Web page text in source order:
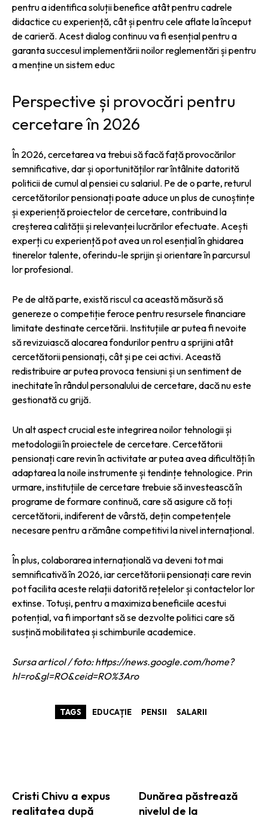
Cristi Chivu a expus
realitatea după
Dunărea păstrează
nivelul de la
pentru a identifica soluții benefice atât pentru cadrele
didactice cu experiență, cât și pentru cele aflate la început
de carieră. Acest dialog continuu va fi esențial pentru a
garanta succesul implementării noilor reglementări și pentru
a menține un sistem educ
Perspective și provocări pentru
cercetare în 2026
În 2026, cercetarea va trebui să facă față provocărilor
semnificative, dar și oportunităților rar întâlnite datorită
politicii de cumul al pensiei cu salariul. Pe de o parte, returul
cercetătorilor pensionați poate aduce un plus de cunoștințe
și experiență proiectelor de cercetare, contribuind la
creșterea calității și relevanței lucrărilor efectuate. Acești
experți cu experiență pot avea un rol esențial în ghidarea
tinerelor talente, oferindu-le sprijin și orientare în parcursul
lor profesional.
Pe de altă parte, există riscul ca această măsură să
genereze o competiție feroce pentru resursele financiare
limitate destinate cercetării. Instituțiile ar putea fi nevoite
să revizuiască alocarea fondurilor pentru a sprijini atât
cercetătorii pensionați, cât și pe cei activi. Această
redistribuire ar putea provoca tensiuni și un sentiment de
inechitate în rândul personalului de cercetare, dacă nu este
gestionată cu grijă.
Un alt aspect crucial este integrirea noilor tehnologii și
metodologii în proiectele de cercetare. Cercetătorii
pensionați care revin în activitate ar putea avea dificultăți în
adaptarea la noile instrumente și tendințe tehnologice. Prin
urmare, instituțiile de cercetare trebuie să investească în
programe de formare continuă, care să asigure că toți
cercetătorii, indiferent de vârstă, dețin competențele
necesare pentru a rămâne competitivi la nivel internațional.
În plus, colaborarea internațională va deveni tot mai
semnificativă în 2026, iar cercetătorii pensionați care revin
pot facilita aceste relații datorită rețelelor și contactelor lor
extinse. Totuși, pentru a maximiza beneficiile acestui
potențial, va fi important să se dezvolte politici care să
susțină mobilitatea și schimburile academice.
Sursa articol / foto: https://news.google.com/home?
hl=ro&gl=RO&ceid=RO%3Aro
TAGS EDUCAȚIE PENSII SALARII